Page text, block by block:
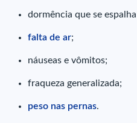
dormência que se
falta de ar;
náuseas e vômitos;
fraqueza generalizada;
peso nas pernas.